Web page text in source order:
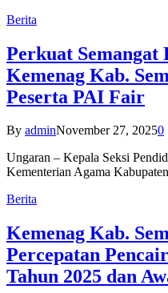
Berita
Perkuat
Kemenag Kab.
Peserta PAI Fair
By adminNovember 27, 20250
Ungaran – Kepala Seksi
Kementerian Agama
Berita
Kemenag Kab.
Percepatan
Tahun 2025 dan